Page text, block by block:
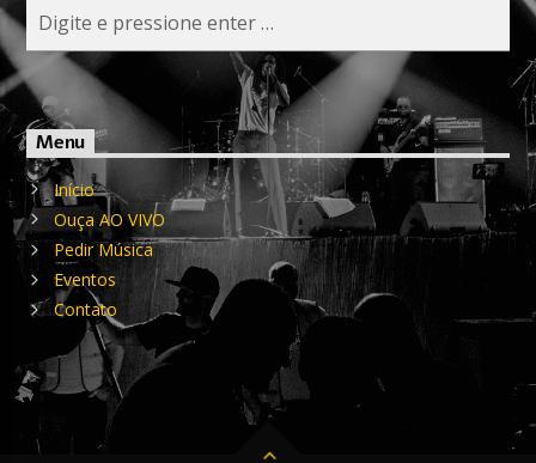
Menu
Início
Ouça AO VIVO
Pedir Música
Eventos
Contato